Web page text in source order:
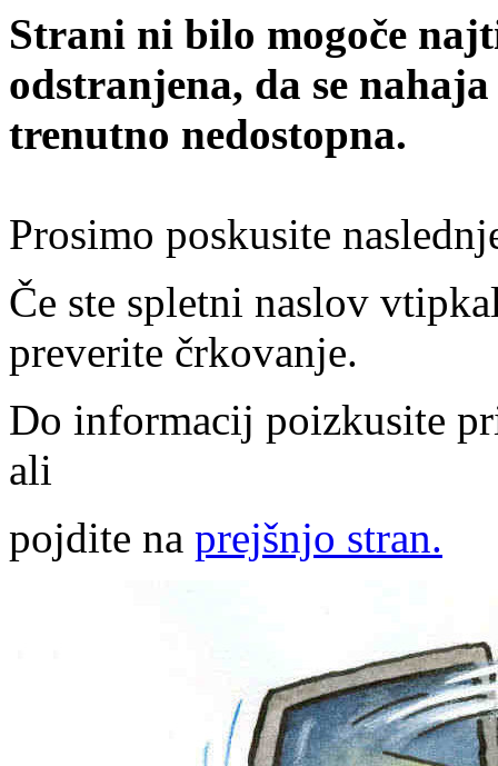
Strani ni bilo mogoče
odstranjena, da se
trenutno nedostopna.
Prosimo poskusite
Če ste spletni naslov
preverite črkovanje.
Do informacij poizkusite
ali
pojdite na prejšnjo stran.